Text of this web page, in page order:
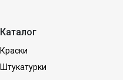
Каталог
Краски
Штукатурки